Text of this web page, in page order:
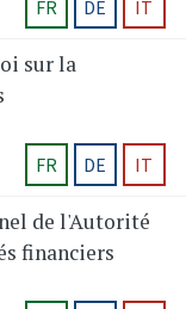
FR DE IT
sur la
FR
DE IT
de l'Autorité
financiers